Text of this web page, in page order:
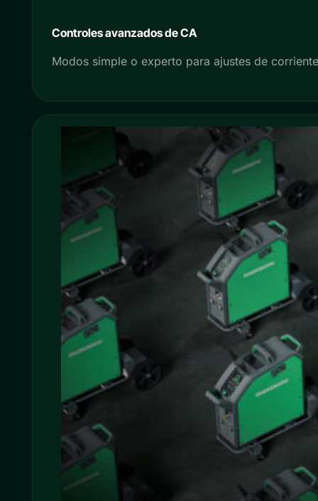
Controles avanzados de CA
Modos simple o experto para ajustes de